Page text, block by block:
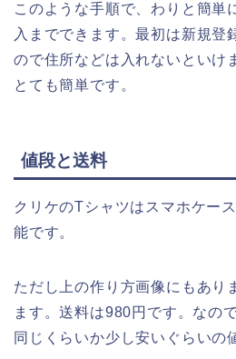
このような手順で、わりと簡単
入までできます。最初は新規登
ので住所などは入れないといけ
とても簡単です。
値段と送料
クリケのTシャツはスマホケー
能です。
ただし上の作り方画像にもあり
ます。送料は980円です。なの
同じくらいか少し安いぐらいの